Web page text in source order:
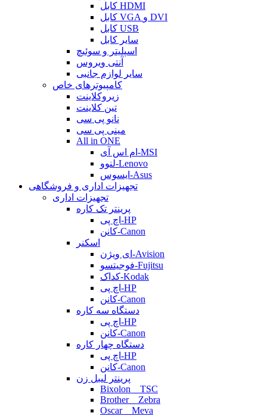
کابل HDMI
کابل VGA و DVI
کابل USB
سایر کابل
اسپلیتر و سوئیچ
آنتی ویروس
سایر لوازم جانبی
کامپیوترهای خاص
زیروکلاینت
تین کلاینت
نانو پی سی
مینی پی سی
All in ONE
ام اس آی-MSI
لنوو-Lenovo
ایسوس-Asus
تجهیزات اداری و فروشگاهی
تجهیزات اداری
پرینتر تک کاره
اچ پی-HP
کانن-Canon
اسکنر
ای ویژن-Avision
فوجیتسو-Fujitsu
کداک-Kodak
اچ پی-HP
کانن-Canon
دستگاه سه کاره
اچ پی-HP
کانن-Canon
دستگاه چهار کاره
اچ پی-HP
کانن-Canon
پرینتر لیبل زن
Bixolon _ TSC
Brother _ Zebra
Oscar _ Meva